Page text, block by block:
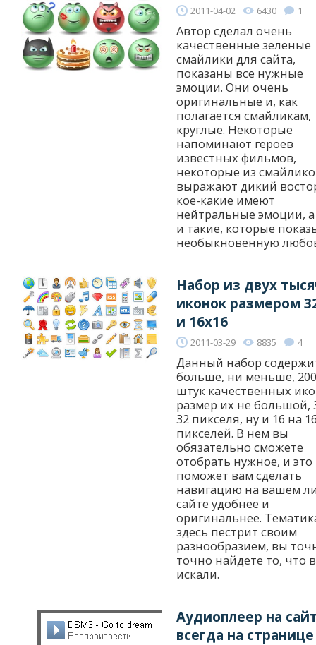
2011-04-02 6430 1
Автор сделал очень
качественные зеленые
смайлики для сайта,
показаны все нужные
эмоции. Они очень
оригинальные и, как
полагается смайликам,
круглые. Некоторые
напоминают героев
известных фильмов,
некоторые из
выражают дикий
кое-какие имеют
нейтральные эмоции, а
и такие, которые
необыкновенную
Набор из двух
иконок размером
и 16x16
2011-03-29 8835 4
Данный набор
больше, ни меньше,
штук качественных
размер их не большой,
32 пикселя, ну и 16 на
пикселей. В нем вы
обязательно сможете
отобрать нужное, и это
поможет вам сделать
навигацию на вашем
сайте удобнее и
оригинальнее.
здесь пестрит своим
разнообразием, вы
точно найдете то, что
искали.
Аудиоплеер на
всегда на странице